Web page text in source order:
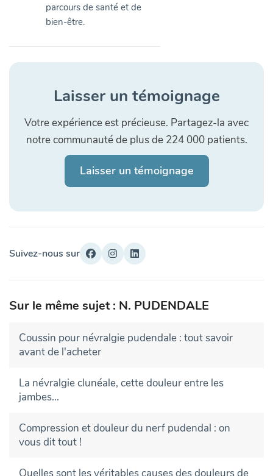
parcours de santé et de
bien-être.
Laisser un témoignage
Votre expérience est précieuse. Partagez-la avec
notre communauté de plus de 224 000 patients.
Laisser un témoignage
Suivez-nous sur
Sur le même sujet : N. PUDENDALE
Coussin pour névralgie pudendale : tout savoir
avant de l'acheter
La névralgie clunéale, cette douleur entre les
jambes...
Compression et douleur du nerf pudendal : on
vous dit tout !